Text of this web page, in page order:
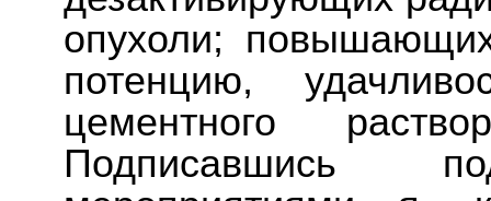
опухоли; повышающих
потенцию,
цементного
Подписавшись